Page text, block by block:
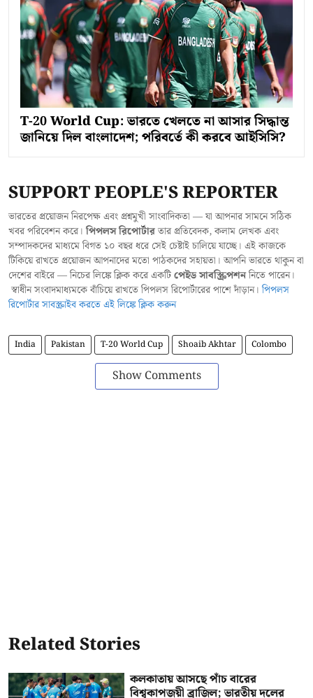
T-20 World Cup: ভারতে খেলতে না আসার সিদ্ধান্ত
জানিয়ে দিল বাংলাদেশ; পরিবর্তে কী করবে আইসিসি?
SUPPORT PEOPLE'S REPORTER
ভারতের প্রয়োজন নিরপেক্ষ এবং প্রশ্নমুখী সাংবাদিকতা — যা আপনার সামনে সঠিক
খবর পরিবেশন করে।পিপলস রিপোর্টারতার প্রতিবেদক, কলাম লেখক এবং
সম্পাদকদের মাধ্যমে বিগত ১০ বছর ধরে সেই চেষ্টাই চালিয়ে যাচ্ছে। এই কাজকে
টিকিয়ে রাখতে প্রয়োজন আপনাদের মতো পাঠকদের সহায়তা। আপনি ভারতে থাকুন বা
দেশের বাইরে — নিচের লিঙ্কে ক্লিক করে একটিপেইড সাবস্ক্রিপশননিতে পারেন।
স্বাধীন সংবাদমাধ্যমকে বাঁচিয়ে রাখতে পিপলস রিপোর্টারের পাশে দাঁড়ান।পিপলস
রিপোর্টার সাবস্ক্রাইব করতে এই লিঙ্কে ক্লিক করুন
India Pakistan T-20 World Cup Shoaib Akhtar Colombo
Show Comments
Related Stories
কলকাতায় আসছে পাঁচ বারের
বিশ্বকাপজয়ী ব্রাজিল; ভারতীয় দলের